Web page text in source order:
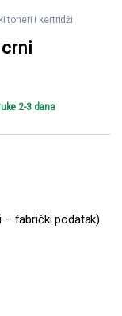
toneri i kertridži
2-3 dana
– fabrički podatak)